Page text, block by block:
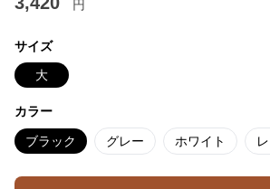
円
サイズ
大
カラー
ブラック グレー ホワイト